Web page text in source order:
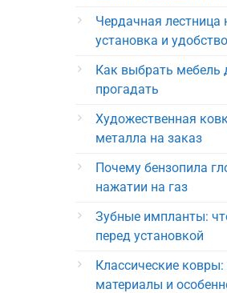
Чердачная лестница
установка и удобство
Как выбрать мебель
прогадать
Художественная
металла на заказ
Почему бензопила
нажатии на газ
Зубные импланты:
перед установкой
Классические ковры:
материалы и